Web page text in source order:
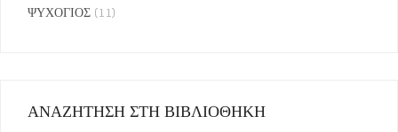
ΨΥΧΟΓΙΟΣ (11)
ΑΝΑΖΗΤΗΣΗ ΣΤΗ ΒΙΒΛΙΟΘΗΚΗ